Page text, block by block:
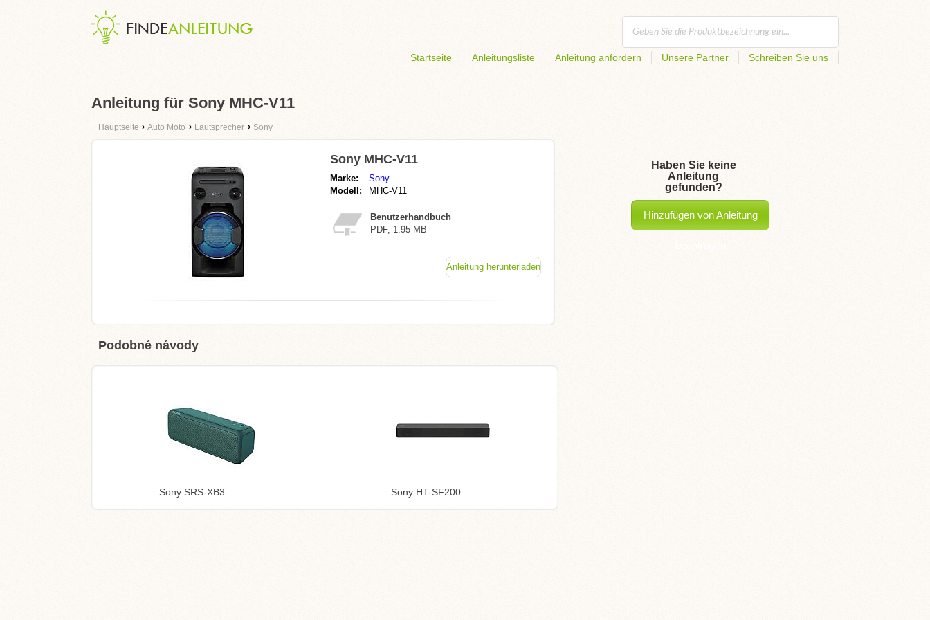
Startseite Anleitungsliste Anleitung anfordern Unsere Partner Schreiben Sie uns
Anleitung für Sony MHC-V11
Hauptseite › Auto Moto › Lautsprecher › Sony
Sony MHC-V11
Marke:
Sony
Modell:
MHC-V11
Benutzerhandbuch
PDF, 1.95 MB
Anleitung herunterladen
Podobné návody
Sony SRS-XB3 Sony HT-SF200
Haben Sie keine
Anleitung
gefunden?
Hinzufügen von Anleitung